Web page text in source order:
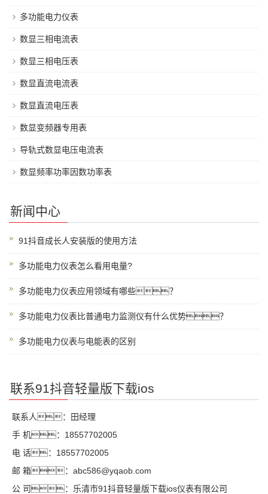
多功能电力仪表
数显三相电流表
数显三相电压表
数显直流电流表
数显直流电压表
数显变频器专用表
导轨式数显电压电流表
数显频率功率因数功率表
新闻中心
91抖音成长人安装版的使用方法
多功能电力仪表怎么看用电量?
多功能电力仪表应用领域有哪些？
多功能电力仪表比普通电力监测仪有什么优势？
多功能电力仪表与电能表的区别
联系91抖音轻量版下载ios
联系人：田经理
手 机：18557702005
电 话：18557702005
邮 箱：abc586@yqaob.com
公 司：乐清市91抖音轻量版下载ios仪表有限公司